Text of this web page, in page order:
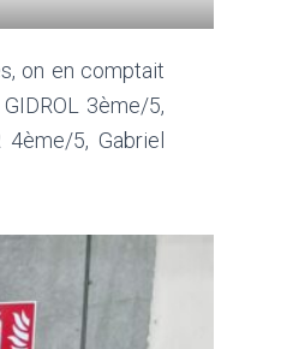
on en comptait
3ème/5,
5, Gabriel